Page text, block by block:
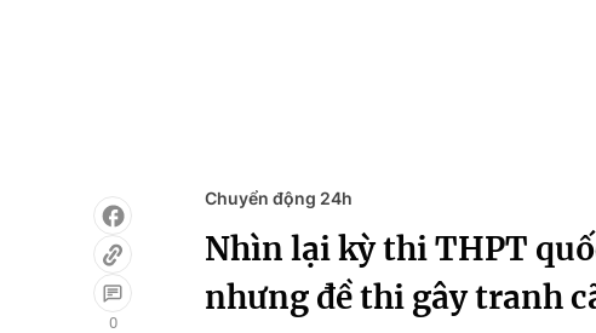
0
Chuyển động 24h
Nhìn lại kỳ thi THPT
nhưng đề thi gây tranh